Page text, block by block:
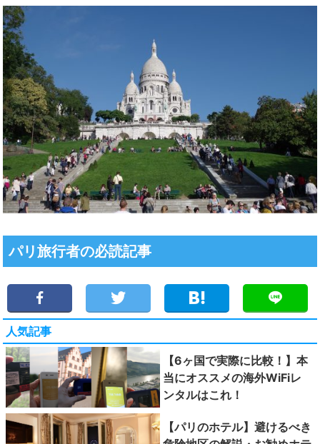
パリ旅行者の必読記事
人気記事
【6ヶ国で実際に比較！】本
当にオススメの海外WiFiレ
ンタルはこれ！
【パリのホテル】避けるべき